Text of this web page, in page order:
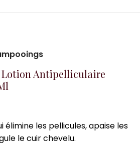
Lotion Antipelliculaire
élimine les pellicules, apaise les
le cuir chevelu.